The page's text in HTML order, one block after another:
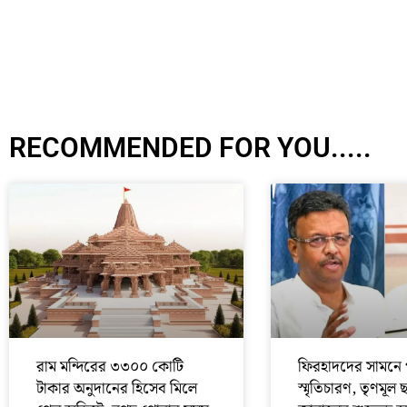
RECOMMENDED FOR YOU.....
রাম মন্দিরের ৩৩০০ কোটি
টাকার অনুদানের হিসেব মিলে
ফিরহাদদের
স্মৃতিচারণ, তৃণমূল